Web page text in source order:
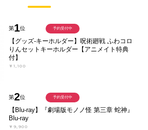
第1位
【グッズ-キーホルダー】呪術廻戦 ふわコロ
りんセットキーホルダー【アニメイト特典
付】
￥1,100
予約受付中
第2位
【Blu-ray】『劇場版モノノ怪 第三章 蛇神』
Blu-ray
￥9,900
予約受付中